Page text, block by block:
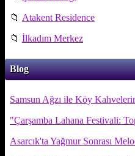
📁 Atakent Residence
📁 İlkadım Merkez
Blog
Samsun Ağzı ile Köy
"Çarşamba Lahana Festivali:
Asarcık'ta Yağmur Sonrası